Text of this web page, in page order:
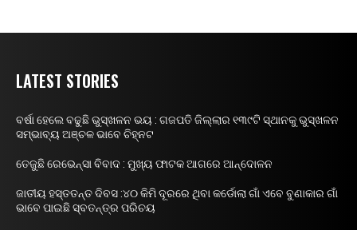
LATEST STORIES
ବର୍ଷା ହେଲେ ବଢୁଛି ଭୁସ୍ଖଳନ ଭୟ : ଗଜପତି ଜିଲ୍ଲାର ୧୩୯ଟି ସ୍ଥାନକୁ ଭୁସ୍ଖଳନ
ସମ୍ଭାବ୍ୟ ଅଞ୍ଚଳ ଭାବେ ଚିହ୍ନଟ
ତେଜୁଛି ରେଭେନ୍ସା ବିବାଦ : ମୁଖ୍ୟ ଫାଟକ ଆଗରେ ଆନ୍ଦୋଳନ
ଜାତୀୟ ହସ୍ତତନ୍ତ ଦିବସ :୪୦ କିମି ଦୂରରେ ଥିବା କର୍ଡୋଲା ଗାଁ ଏବେ ବୁଣାକାର ଗାଁ
ଭାବେ ପାଇଛି ସ୍ବତନ୍ତ୍ର ପରିଚୟ